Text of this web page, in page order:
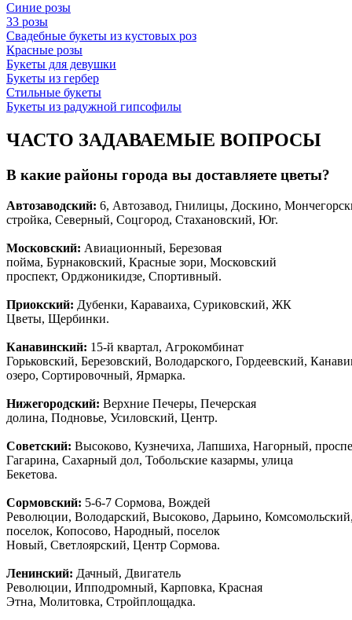
Синие розы
33 розы
Свадебные букеты из кустовых роз
Красные розы
Букеты для девушки
Букеты из гербер
Стильные букеты
Букеты из радужной гипсофилы
ЧАСТО ЗАДАВАЕМЫЕ ВОПРОСЫ
В какие районы города вы доставляете цветы?
Автозаводский: 6, Автозавод, Гнилицы, Доскино,
стройка, Северный, Соцгород, Стахановский, Юг.
Московский: Авиационный, Березовая
пойма, Бурнаковский, Красные зори, Московский
проспект, Орджоникидзе, Спортивный.
Приокский: Дубенки, Караваиха, Суриковский, ЖК
Цветы, Щербинки.
Канавинский: 15-й квартал, Агрокомбинат
Горьковский, Березовский, Володарского, Гордеевский,
озеро, Сортировочный, Ярмарка.
Нижегородский: Верхние Печеры, Печерская
долина, Подновье, Усиловский, Центр.
Советский: Высоково, Кузнечиха, Лапшиха, Нагорный,
Гагарина, Сахарный дол, Тобольские казармы, улица
Бекетова.
Сормовский: 5-6-7 Сормова, Вождей
Революции, Володарский, Высоково, Дарьино,
поселок, Копосово, Народный, поселок
Новый, Светлоярский, Центр Сормова.
Ленинский: Дачный, Двигатель
Революции, Ипподромный, Карповка, Красная
Этна, Молитовка, Стройплощадка.